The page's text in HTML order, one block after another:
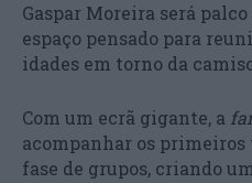
Gaspar Moreira será
espaço pensado para
idades em torno da
Com um ecrã gigante, a
acompanhar os primeiros
fase de grupos, criando